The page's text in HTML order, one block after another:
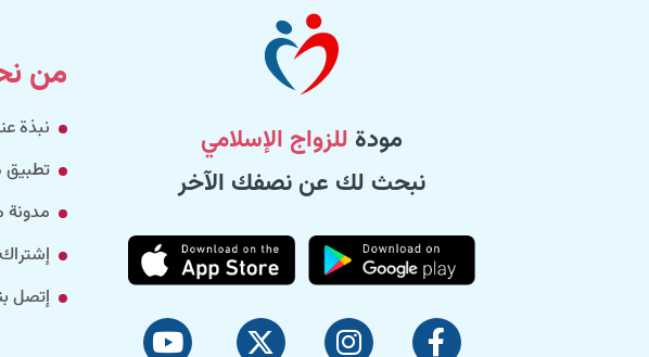
مودة للزواج الإسلامي
نبحث لك عن نصفك الآخر
من
نبذة
تطبيق
مدونة
إشتراك
إتصل